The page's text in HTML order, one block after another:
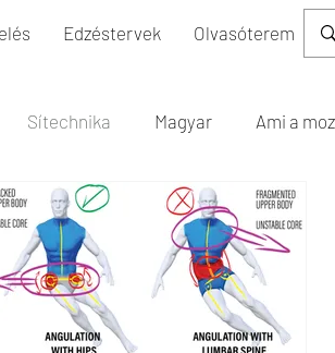
Edzéstervek Olvasóterem
Sítechnika Magyar Ami a
- MAMO Edzéstervezés - MAMO